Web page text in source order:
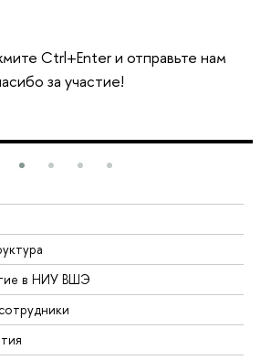
Ctrl+Enter и отправьте нам
за участие!
в НИУ ВШЭ